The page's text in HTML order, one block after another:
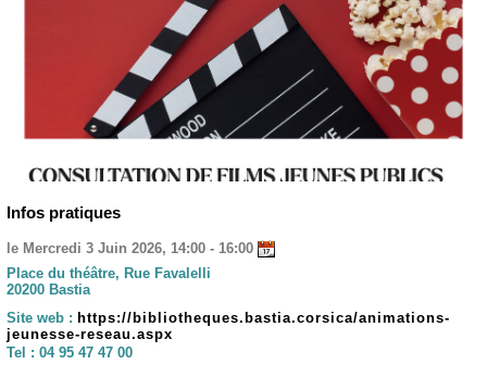
Infos pratiques
le Mercredi 3 Juin 2026, 14:00 - 16:00
Place du théâtre, Rue Favalelli
20200 Bastia
Site web : https://bibliotheques.bastia.corsica/animations-
jeunesse-reseau.aspx
Tel : 04 95 47 47 00